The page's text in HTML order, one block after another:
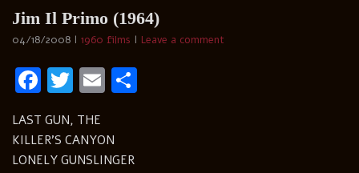
Jim Il Primo (1964)
04/18/2008 1960 films Leave a comment
Facebook
Twitter
Email
LAST GUN, THE
KILLER’S CANYON
LONELY GUNSLINGER